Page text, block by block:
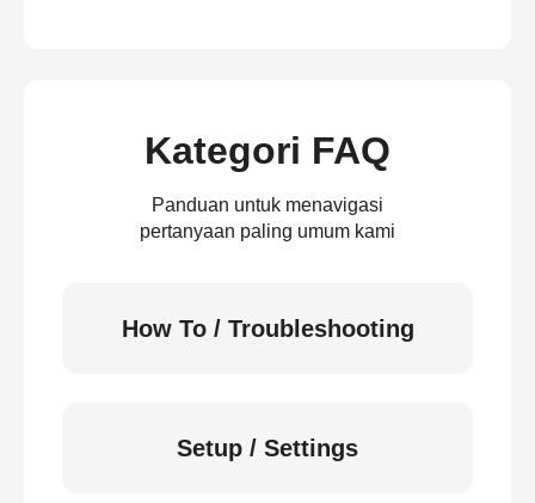
Kategori FAQ
Panduan untuk menavigasi
pertanyaan paling umum kami
How To / Troubleshooting
Setup / Settings